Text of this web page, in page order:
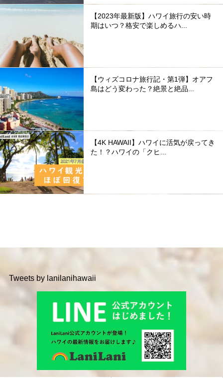
【2023年最新版】ハワイ旅行の安い時
期はいつ？格安で楽しめるハ...
【ウィズコロナ旅行記・第1弾】オアフ
島はどう変わった？絶景と絶品...
【4K HAWAII】ハワイに活気が戻ってき
た！？ハワイの「クヒ...
Tweets by lanilanihawaii